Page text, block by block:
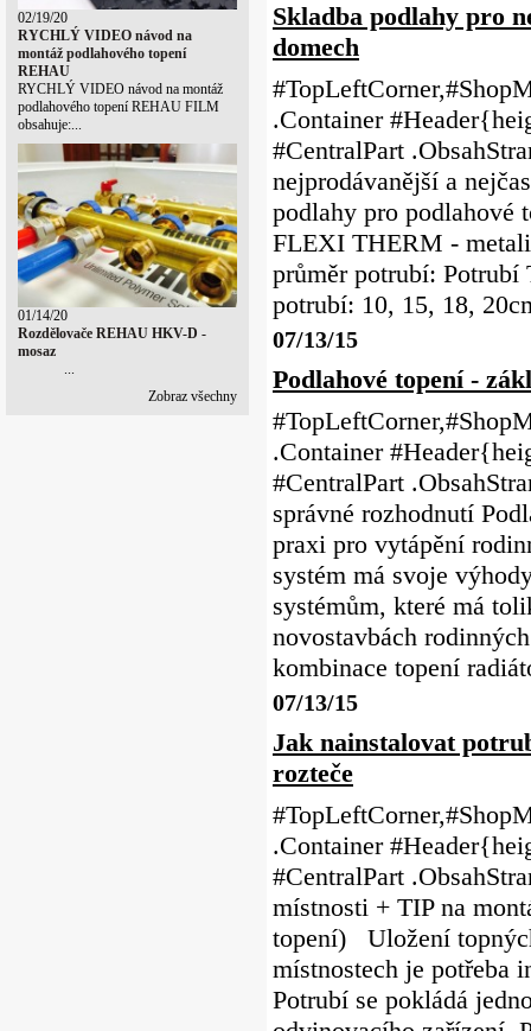
02/19/20
RYCHLÝ VIDEO návod na
montáž podlahového topení
REHAU
RYCHLÝ VIDEO návod na montáž
podlahového topení REHAU FILM
obsahuje:...
01/14/20
Rozdělovače REHAU HKV-D -
mosaz
...
Zobraz všechny
Skladba podlahy pro
domech
.Container
#CentralPart
nejprodávanější a
podlahy pro
FLEXI THERM -
průměr potrubí: Potrubí
potrubí: 10, 15, 18,
07/13/15
Podlahové topení -
.Container
#CentralPart
správné rozhodnutí
praxi pro vytápění
systém má svoje
systémům, které má
novostavbách
kombinace topení
07/13/15
Jak nainstalovat
rozteče
.Container
#CentralPart
místnosti + TIP na
topení) Uložení
místnostech je potřeba
Potrubí se pokládá